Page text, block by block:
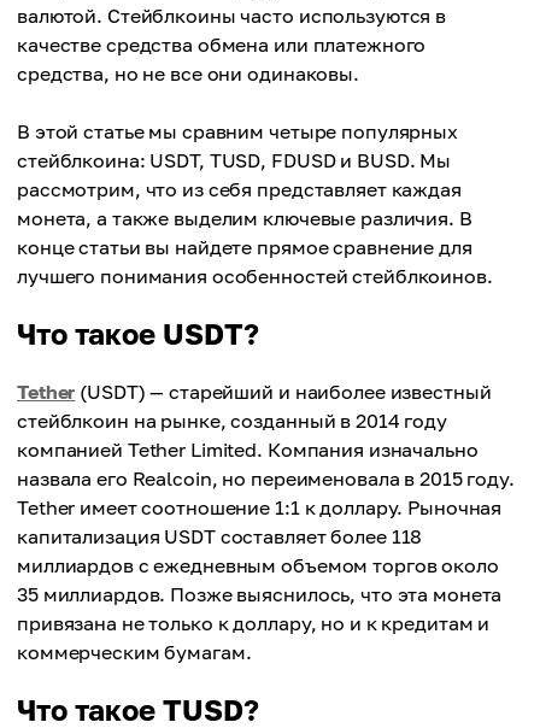
валютой. Стейблкоины часто используются в
качестве средства обмена или платежного
средства, но не все они одинаковы.
В этой статье мы сравним четыре популярных
стейблкоина: USDT, TUSD, FDUSD и BUSD. Мы
рассмотрим, что из себя представляет каждая
монета, а также выделим ключевые различия. В
конце статьи вы найдете прямое сравнение для
лучшего понимания особенностей стейблкоинов.
Что такое USDT?
Tether (USDT) — старейший и наиболее известный
стейблкоин на рынке, созданный в 2014 году
компанией Tether Limited. Компания изначально
назвала его Realcoin, но переименовала в 2015 году.
Tether имеет соотношение 1:1 к доллару. Рыночная
капитализация USDT составляет более 118
миллиардов с ежедневным объемом торгов около
35 миллиардов. Позже выяснилось, что эта монета
привязана не только к доллару, но и к кредитам и
коммерческим бумагам.
Что такое TUSD?